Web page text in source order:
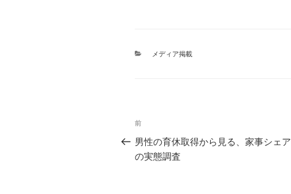
カ
メディア掲載
投
稿
ナ
前
の
投
前
男性の育休取得から見る、家事シェア
の実態調査